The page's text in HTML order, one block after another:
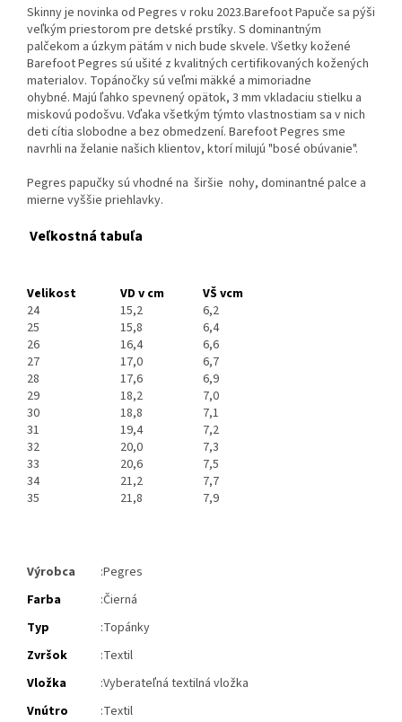
Skinny je novinka od Pegres v roku 2023.Barefoot Papuče sa pýši
veľkým priestorom pre detské prstíky. S dominantným
palčekom a úzkym pätám v nich bude skvele. Všetky kožené
Barefoot Pegres sú ušité z kvalitných certifikovaných kožených
materialov. Topánočky sú veľmi mäkké a mimoriadne
ohybné. Majú ľahko spevnený opätok, 3 mm vkladaciu stielku a
miskovú podošvu. Vďaka všetkým týmto vlastnostiam sa v nich
deti cítia slobodne a bez obmedzení. Barefoot Pegres sme
navrhli na želanie našich klientov, ktorí milujú "bosé obúvanie".
Pegres papučky sú vhodné na širšie nohy, dominantné palce a
mierne vyššie priehlavky.
Veľkostná tabuľa
Velikost VD v cm
VŠ vcm
24
15,2
6,2
25
15,8
6,4
26
16,4
6,6
27
17,0
6,7
28
17,6
6,9
29
18,2
7,0
30
18,8
7,1
31
19,4
7,2
32
20,0
7,3
33
20,6
7,5
34
21,2
7,7
35
21,8 7,9
Výrobca
:Pegres
Farba
:Čierná
Typ
:Topánky
Zvršok
:Textil
Vložka
:Vyberateľná textilná vložka
Vnútro
:Textil